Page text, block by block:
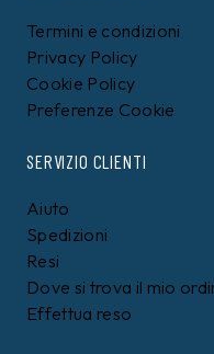
Termini e condizioni
Privacy Policy
Cookie Policy
Preferenze Cookie
SERVIZIO CLIENTI
Aiuto
Spedizioni
Resi
Dove si trova il mio
Effettua reso